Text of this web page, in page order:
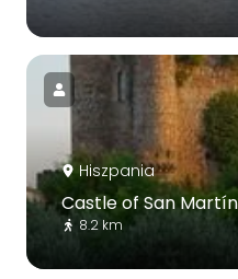
Hiszpania
Castle of San
8.2 km